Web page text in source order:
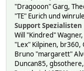
"Dragooon" Garg,
"TE" Eurich und
Support Spezialisten
Will "Kindred"
"Lex" Kilpinen, br360,
Bruno "margarett"
Duncan85,